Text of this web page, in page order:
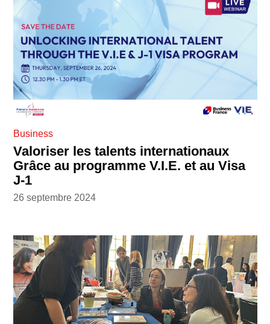
Business
Valoriser les talents internationaux
Grâce au programme V.I.E. et au Visa
J-1
26 septembre 2024